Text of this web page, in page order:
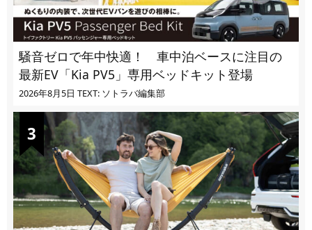
騒音ゼロで年中快適！ 車中泊ベースに注目の
最新EV「Kia PV5」専用ベッドキット登場
2026年8月5日 TEXT: ソトラバ編集部